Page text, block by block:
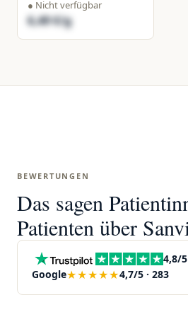
● Nicht verfügbar
6,49 €/g
BEWERTUNGEN
Das sagen
Patienten über
4,8/5
Google★★★★★4,7/5 · 283